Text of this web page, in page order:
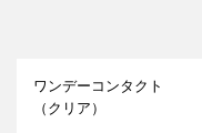
ワンデーコンタクト
（クリア）